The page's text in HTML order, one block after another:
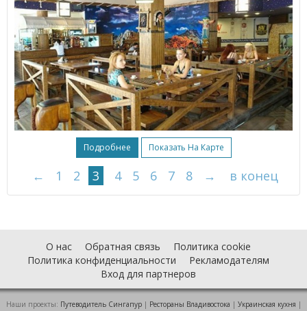
Подробнее Показать На Карте
← 1 2 3 4 5 6 7 8 → в конец
О нас Обратная связь
Политика cookie
Политика конфиденциальности
Рекламодателям
Вход для партнеров
Наши проекты: Путеводитель Сингапур| Рестораны Владивостока | Украинская кухня |